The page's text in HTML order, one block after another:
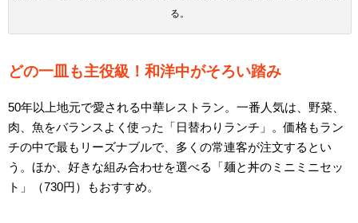
る。
どの一皿も主役級！和洋中がそろい踏み
50年以上地元で愛される中華レストラン。一番人気は、野菜、
肉、魚をバランスよく使った「日替わりランチ」。価格もラン
チの中で最もリーズナブルで、多くの常連客が注文するとい
う。ほか、好きな組み合わせを選べる「麺と丼のミニミニセッ
ト」（730円）もおすすめ。